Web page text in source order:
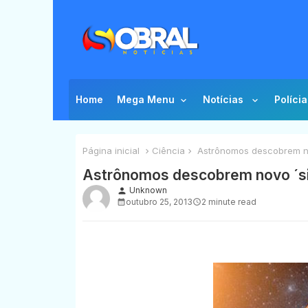
Home Mega Menu Notícias Polícia
Página inicial Ciência Astrônomos descobrem
Astrônomos descobrem novo
person Unknown
outubro 25, 2013
2 minute read